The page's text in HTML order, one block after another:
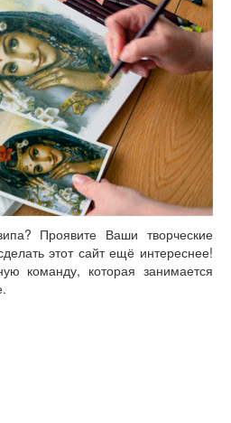
Проявите Ваши творческие
этот сайт ещё интереснее!
команду, которая занимается